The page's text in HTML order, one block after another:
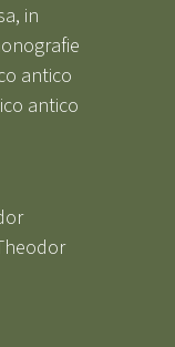
in
antico
antico